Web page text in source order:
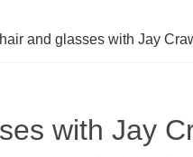
and glasses with Jay
with Jay